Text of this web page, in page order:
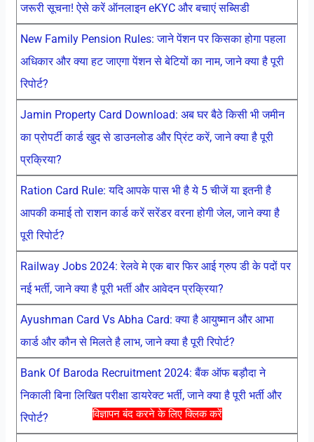
विज्ञापन बंद करने के लिए क्लिक करें
जरूरी सूचना! ऐसे करें ऑनलाइन eKYC और बचाएं सब्सिडी
New Family Pension Rules: जाने पेंशन पर किसका होगा पहला
अधिकार और क्या हट जाएगा पेंशन से बेटियों का नाम, जाने क्या है पूरी
रिपोर्ट?
Jamin Property Card Download: अब घर बैठे किसी भी जमीन
का प्रोपर्टी कार्ड खुद से डाउनलोड और प्रिंट करें, जाने क्या है पूरी
प्रक्रिया?
Ration Card Rule: यदि आपके पास भी है ये 5 चीजें या इतनी है
आपकी कमाई तो राशन कार्ड करें सरेंडर वरना होगी जेल, जाने क्या है
पूरी रिपोर्ट?
Railway Jobs 2024: रेलवे मे एक बार फिर आई ग्रुप डी के पदों पर
नई भर्ती, जाने क्या है पूरी भर्ती और आवेदन प्रक्रिया?
Ayushman Card Vs Abha Card: क्या है आयुष्मान और आभा
कार्ड और कौन से मिलते है लाभ, जाने क्या है पूरी रिपोर्ट?
Bank Of Baroda Recruitment 2024: बैंक ऑफ बड़ौदा ने
निकाली बिना लिखित परीक्षा डायरेक्ट भर्ती, जाने क्या है पूरी भर्ती और
रिपोर्ट?